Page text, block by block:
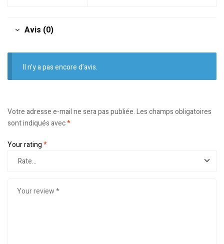
Avis (0)
Il n’y a pas encore d’avis.
Votre adresse e-mail ne sera pas publiée.Les champs obligatoires
sont indiqués avec*
Your rating*